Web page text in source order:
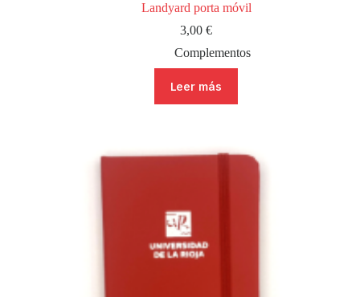
Landyard porta móvil
3,00 €
Complementos
Leer más